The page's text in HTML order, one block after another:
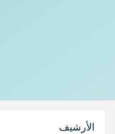
الأرشيف